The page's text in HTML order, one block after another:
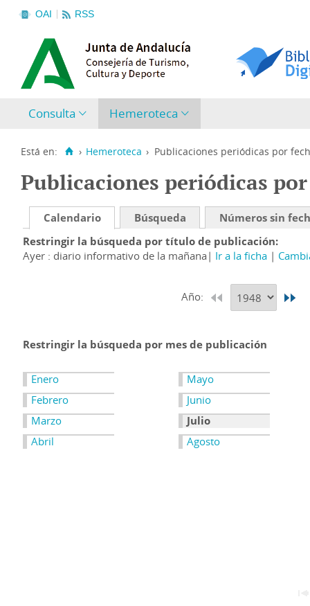
OAI RSS
Consulta Hemeroteca
Está en: › Hemeroteca › Publicaciones periódicas por
Publicaciones periódicas
Calendario Búsqueda
Números sin
Restringir la búsqueda por título de publicación
Ayer : diario informativo de la mañana
Ir a la ficha
Año:
Restringir la búsqueda por mes de publicación
Enero
Febrero
Marzo
Abril
Mayo
Junio
Julio
Agosto